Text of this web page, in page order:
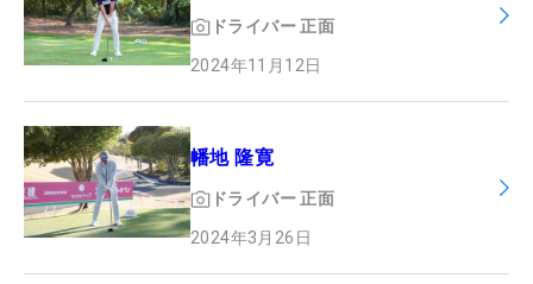
ドライバー 正面
2024年11月12日
幡地 隆寛
ドライバー 正面
2024年3月26日